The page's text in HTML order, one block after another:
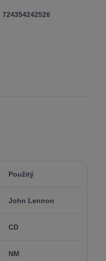
724354242526
Použitý
John Lennon
CD
NM